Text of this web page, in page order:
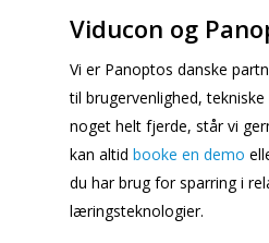
Viducon og
Vi er Panoptos danske
til brugervenlighed,
noget helt fjerde, står vi
kan altidbooke en demo
du har brug for sparring i
læringsteknologier.